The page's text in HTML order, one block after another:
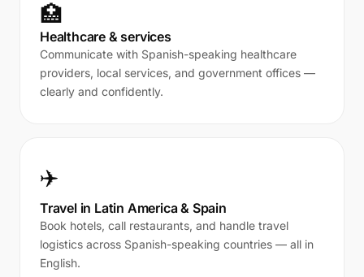
🏥
Healthcare & services
Communicate with Spanish-speaking healthcare
providers, local services, and government offices —
clearly and confidently.
✈️
Travel in Latin America & Spain
Book hotels, call restaurants, and handle travel
logistics across Spanish-speaking countries — all in
English.